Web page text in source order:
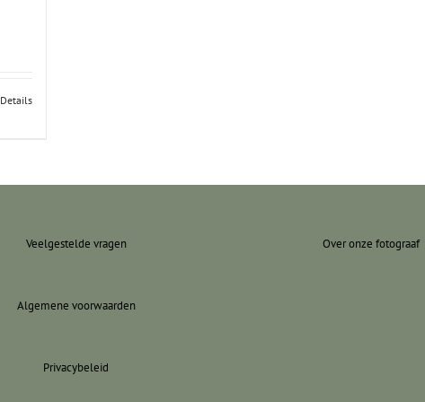
Details
Veelgestelde vragen
Algemene voorwaarden
Privacybeleid
Over onze fotograaf